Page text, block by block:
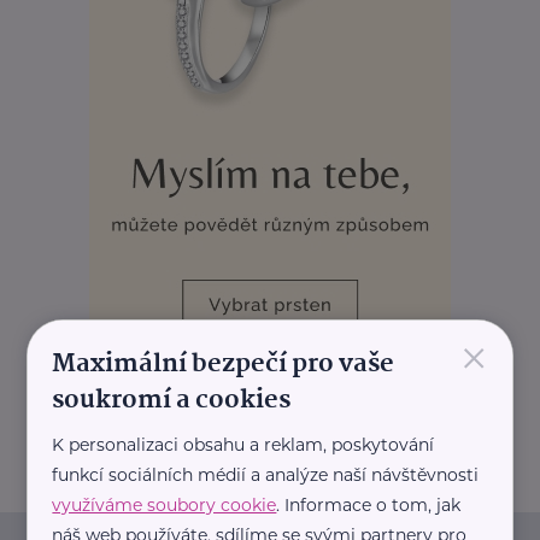
REKLAMA
×
Maximální bezpečí pro vaše
soukromí a cookies
K personalizaci obsahu a reklam, poskytování
funkcí sociálních médií a analýze naší návštěvnosti
využíváme soubory cookie. Informace o tom, jak
náš web používáte, sdílíme se svými partnery pro